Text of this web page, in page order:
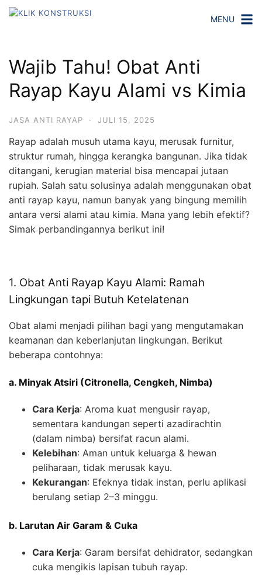
MENU
Wajib Tahu! Obat Anti
Rayap Kayu Alami vs Kimia
JASA ANTI RAYAP · JULI 15, 2025
Rayap adalah musuh utama kayu, merusak furnitur,
struktur rumah, hingga kerangka bangunan. Jika tidak
ditangani, kerugian material bisa mencapai jutaan
rupiah. Salah satu solusinya adalah menggunakan obat
anti rayap kayu, namun banyak yang bingung memilih
antara versi alami atau kimia. Mana yang lebih efektif?
Simak perbandingannya berikut ini!
1. Obat Anti Rayap Kayu Alami: Ramah
Lingkungan tapi Butuh Ketelatenan
Obat alami menjadi pilihan bagi yang mengutamakan
keamanan dan keberlanjutan lingkungan. Berikut
beberapa contohnya:
a. Minyak Atsiri (Citronella, Cengkeh, Nimba)
Cara Kerja: Aroma kuat mengusir rayap,
sementara kandungan seperti azadirachtin
(dalam nimba) bersifat racun alami.
Kelebihan: Aman untuk keluarga & hewan
peliharaan, tidak merusak kayu.
Kekurangan: Efeknya tidak instan, perlu aplikasi
berulang setiap 2–3 minggu.
b. Larutan Air Garam & Cuka
Cara Kerja: Garam bersifat dehidrator, sedangkan
cuka mengikis lapisan tubuh rayap.